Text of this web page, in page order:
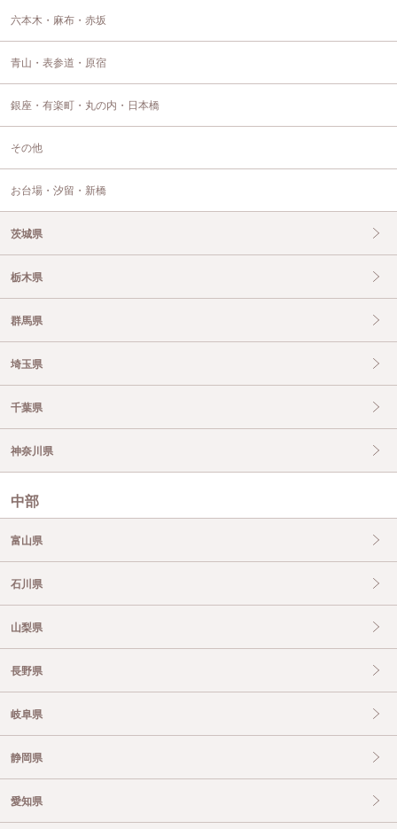
六本木・麻布・赤坂
青山・表参道・原宿
銀座・有楽町・丸の内・日本橋
その他
お台場・汐留・新橋
茨城県
栃木県
群馬県
埼玉県
千葉県
神奈川県
中部
富山県
石川県
山梨県
長野県
岐阜県
静岡県
愛知県